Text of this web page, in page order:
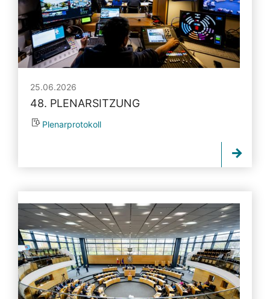
25.06.2026
48. PLENARSITZUNG
Plenarprotokoll